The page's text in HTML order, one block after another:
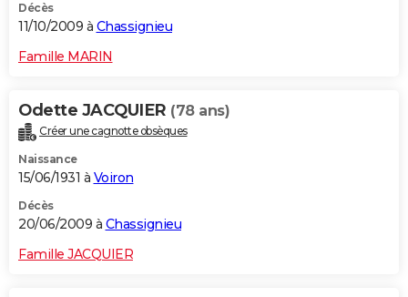
Décès
11/10/2009 à Chassignieu
Famille MARIN
Odette JACQUIER (78 ans)
Créer une cagnotte obsèques
Naissance
15/06/1931 à Voiron
Décès
20/06/2009 à Chassignieu
Famille JACQUIER